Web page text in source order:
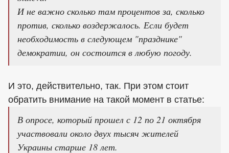
И не важно сколько там процентов за, сколько
против, сколько воздержалось. Если будет
необходимость в следующем "празднике"
демократии, он состоится в любую погоду.
И это, действительно, так. При этом стоит
обратить внимание на такой момент в статье:
В опросе, который прошел с 12 по 21 октября
участвовали около двух тысяч жителей
Украины старше 18 лет.